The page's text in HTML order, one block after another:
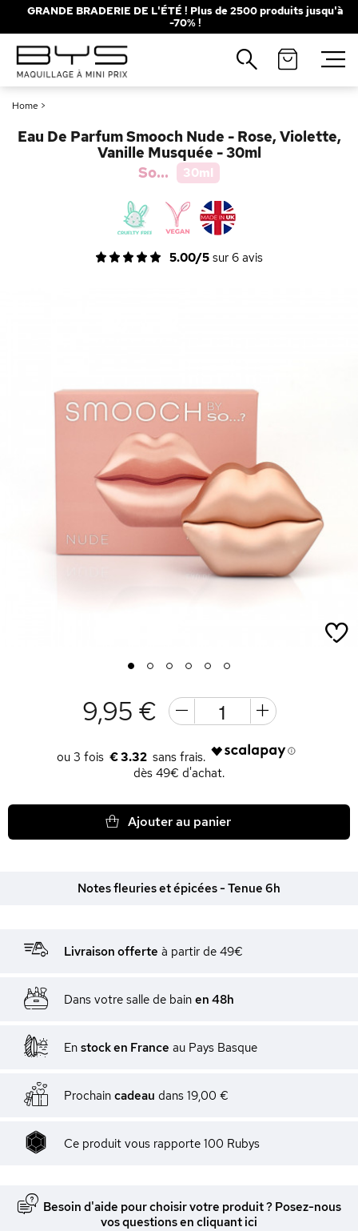
GRANDE BRADERIE DE L'ÉTÉ ! Plus de 2500 produits jusqu'à
-70% !
Home >
Eau De Parfum Smooch Nude - Rose, Violette,
Vanille Musquée - 30ml
So...
30ml
5.00/5 sur 6 avis
1 2 3 4 5 6
9,95 €
€ 3.32
dès 49€ d'achat.
Ajouter au panier
Notes fleuries et épicées - Tenue 6h
Livraison offerte à partir de 49€
Dans votre salle de bain en 48h
En stock en France au Pays Basque
Prochain cadeau dans 19,00 €
Ce produit vous rapporte 100 Rubys
Besoin d'aide pour choisir votre produit ? Posez-nous
vos questions en cliquant ici
Fermer
Recherches populaires
Solaire
Brumes